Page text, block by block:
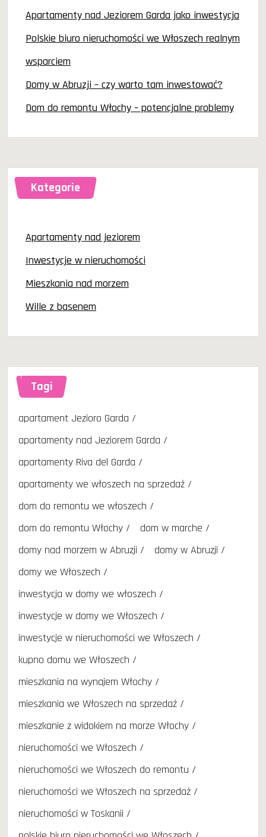
Apartamenty nad Jeziorem Garda jako inwestycja
Polskie biuro nieruchomości we Włoszech realnym
wsparciem
Domy w Abruzji – czy warto tam inwestować?
Dom do remontu Włochy – potencjalne problemy
Kategorie
Apartamenty nad jeziorem
Inwestycje w nieruchomości
Mieszkania nad morzem
Wille z basenem
Tagi
apartament Jezioro Garda
apartamenty nad Jeziorem Garda
apartamenty Riva del Garda
apartamenty we włoszech na sprzedaż
dom do remontu we włoszech
dom do remontu Włochy
dom w marche
domy nad morzem w Abruzji
domy w Abruzji
domy we Włoszech
inwestycja w domy we włoszech
inwestycje w domy we Włoszech
inwestycje w nieruchomości we Włoszech
kupno domu we Włoszech
mieszkania na wynajem Włochy
mieszkania we Włoszech na sprzedaż
mieszkanie z widokiem na morze Włochy
nieruchomości we Włoszech
nieruchomości we Włoszech do remontu
nieruchomości we Włoszech na sprzedaż
nieruchomości w Toskanii